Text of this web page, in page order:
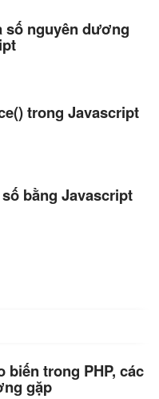
số nguyên dương
trong Javascript
bằng Javascript
biến trong PHP, các
gặp